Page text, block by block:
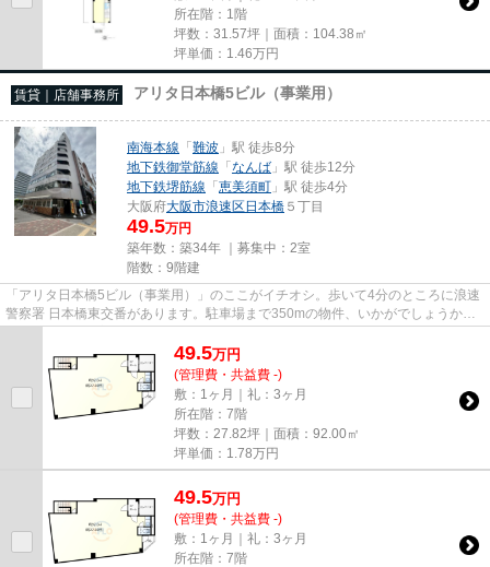
所在階：1階
坪数：31.57坪｜面積：104.38㎡
坪単価： 1.46万円
賃貸｜店舗事務所 アリタ日本橋5ビル（事業用）
南海本線 「難波 」駅 徒歩8分
地下鉄御堂筋線 「なんば 」駅 徒歩12分
地下鉄堺筋線 「恵美須町 」駅 徒歩4分
大阪府大阪市浪速区日本橋 ５丁目
49.5万円
築年数：築34年 ｜募集中： 2室
階数：9階建
「アリタ日本橋5ビル（事業用）」のここがイチオシ。歩いて4分のところに浪速
警察署 日本橋東交番があります。駐車場まで350mの物件、いかがでしょうか。
電車移動の多い方に嬉しい駅か...
49.5万円
(管理費・共益費 -)
敷：1ヶ月｜礼：3ヶ月
所在階：7階
坪数：27.82坪｜面積：92.00㎡
坪単価： 1.78万円
49.5万円
(管理費・共益費 -)
敷：1ヶ月｜礼：3ヶ月
所在階：7階